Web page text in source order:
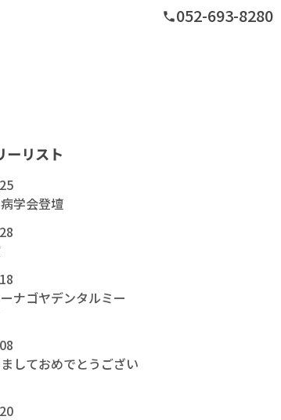
phone052-693-8280
ーリスト
学会登壇
ナゴヤデンタルミー
しておめでとうござい